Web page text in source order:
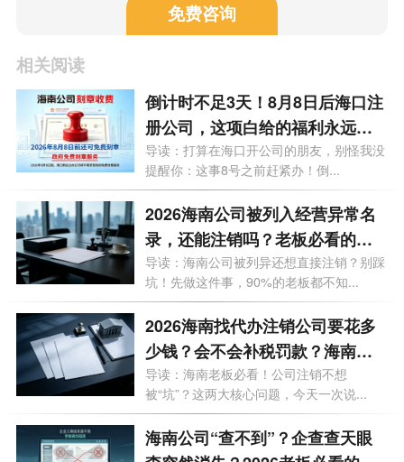
免费咨询
相关阅读
倒计时不足3天！8月8日后海口注
册公司，这项白给的福利永远没
了
导读：打算在海口开公司的朋友，别怪我没
提醒你：这事8号之前赶紧办！倒...
2026海南公司被列入经营异常名
录，还能注销吗？老板必看的自
救指南！
导读：海南公司被列异还想直接注销？别踩
坑！先做这件事，90%的老板都不知...
2026海南找代办注销公司要花多
少钱？会不会补税罚款？海南最
新注销避坑指南！
导读：海南老板必看！公司注销不想
被“坑”？这两大核心问题，今天一次说...
海南公司“查不到”？企查查天眼